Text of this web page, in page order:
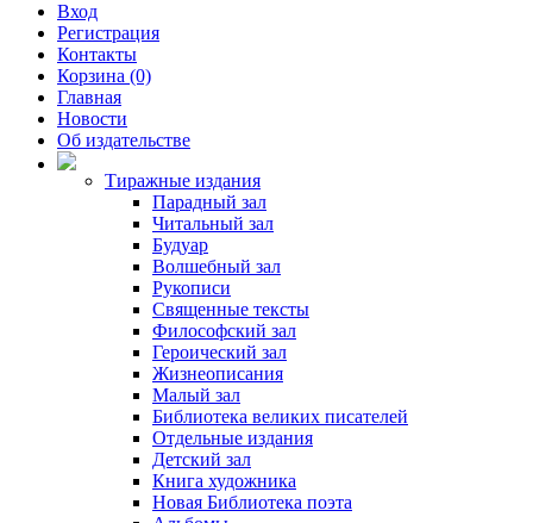
Вход
Регистрация
Контакты
Корзина (0)
Главная
Новости
Об издательстве
Тиражные издания
Парадный зал
Читальный зал
Будуар
Волшебный зал
Рукописи
Священные тексты
Философский зал
Героический зал
Жизнеописания
Малый зал
Библиотека великих писателей
Отдельные издания
Детский зал
Книга художника
Новая Библиотека поэта